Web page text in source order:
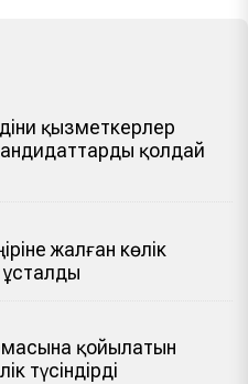
қызметкерлер
қолдай
жалған көлік
ұсталды
қойылатын
түсіндірді